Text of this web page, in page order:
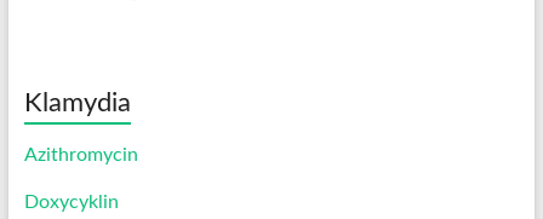
Klamydia
Azithromycin
Doxycyklin